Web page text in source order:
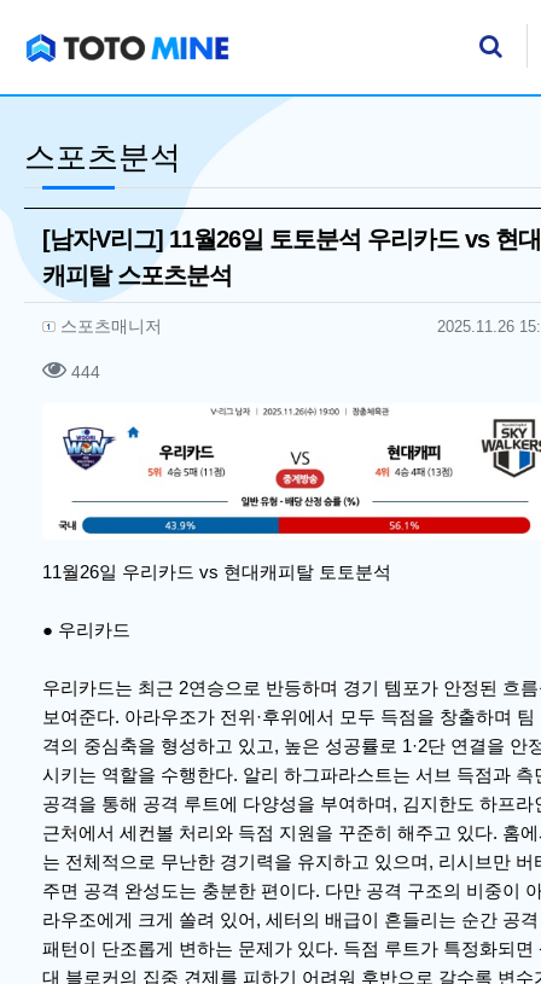
스포츠분석
[남자V리그] 11월26일 토토분석 우리카드 vs 현대
캐피탈 스포츠분석
작성자 정보
스포츠매니저 작성일
2025.11.26
컨텐츠 정보
444
본문
11월26일 우리카드 vs 현대캐피탈 토토분석
● 우리카드
우리카드는 최근 2연승으로 반등하며 경기 템포가 안정된 흐
보여준다. 아라우조가 전위·후위에서 모두 득점을 창출하며 팀
격의 중심축을 형성하고 있고, 높은 성공률로 1·2단 연결을 안
시키는 역할을 수행한다. 알리 하그파라스트는 서브 득점과 측
공격을 통해 공격 루트에 다양성을 부여하며, 김지한도 하프라
근처에서 세컨볼 처리와 득점 지원을 꾸준히 해주고 있다. 홈
는 전체적으로 무난한 경기력을 유지하고 있으며, 리시브만 버
주면 공격 완성도는 충분한 편이다. 다만 공격 구조의 비중이
라우조에게 크게 쏠려 있어, 세터의 배급이 흔들리는 순간 공격
패턴이 단조롭게 변하는 문제가 있다. 득점 루트가 특정화되면
대 블로커의 집중 견제를 피하기 어려워 후반으로 갈수록 변수